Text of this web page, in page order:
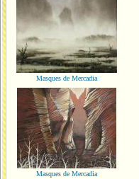
Masques de Mercadia
Masques de Mercadia